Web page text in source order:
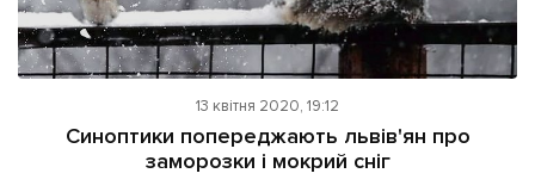
13 квітня 2020, 19:12
Синоптики попереджають львів'ян про
заморозки і мокрий сніг